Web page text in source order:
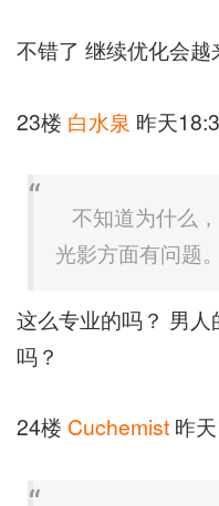
不错了 继续优化会越
23楼 白水泉 昨天
不知道为什么
光影方面有问题。
这么专业的吗？ 男
吗？
24楼 Cuchemist 昨